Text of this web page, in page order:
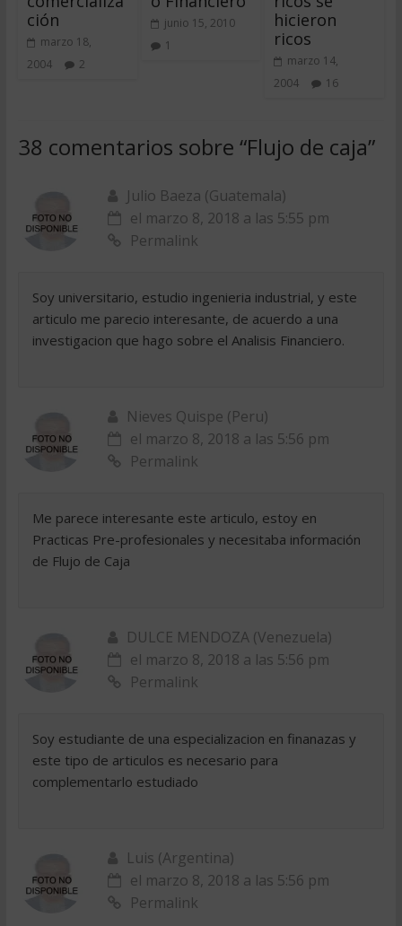
ción
marzo 18,
2004
2
junio 15, 2010
1
hicieron
ricos
marzo 14,
2004
16
38 comentarios sobre “Flujo de caja”
Julio Baeza (Guatemala)
el marzo 8, 2018 a las 5:55 pm
Permalink
Soy universitario, estudio ingenieria industrial, y este
articulo me parecio interesante, de acuerdo a una
investigacion que hago sobre el Analisis Financiero.
Nieves Quispe (Peru)
el marzo 8, 2018 a las 5:56 pm
Permalink
Me parece interesante este articulo, estoy en
Practicas Pre-profesionales y necesitaba información
de Flujo de Caja
DULCE MENDOZA (Venezuela)
el marzo 8, 2018 a las 5:56 pm
Permalink
Soy estudiante de una especializacion en finanazas y
este tipo de articulos es necesario para
complementarlo estudiado
Luis (Argentina)
el marzo 8, 2018 a las 5:56 pm
Permalink